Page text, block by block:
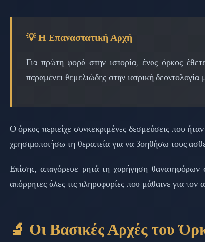
💡 Η Επαναστατική Αρχή
Για πρώτη φορά στην ιστορία, ένας όρκος
παραμένει θεμελιώδης στην ιατρική δεοντολογία
Ο όρκος περιείχε συγκεκριμένες δεσμεύσεις που
χρησιμοποιήσω τη θεραπεία για να βοηθήσω τους
Επίσης, απαγόρευε ρητά τη χορήγηση
απόρρητες όλες τις πληροφορίες που μάθαινε για τον
🔬 Οι Βασικές Αρχές του